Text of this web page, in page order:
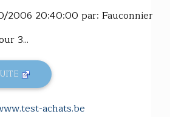
2006 20:40:00 par: Fauconnier
3...
achats.be